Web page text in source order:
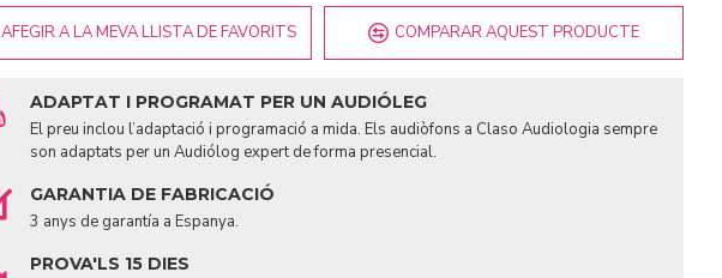
AFEGIR A LA MEVA LLISTA DE FAVORITS COMPARAR AQUEST PRODUCTE
ADAPTAT I PROGRAMAT PER UN AUDIÓLEG
El preu inclou l’adaptació i programació a mida. Els audiòfons a Claso Audiologia sempre
son adaptats per un Audiólog expert de forma presencial.
GARANTIA DE FABRICACIÓ
3 anys de garantía a Espanya.
PROVA'LS 15 DIES